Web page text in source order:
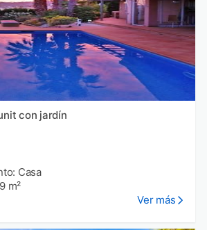
con jardín
Casa
m²
Ver más